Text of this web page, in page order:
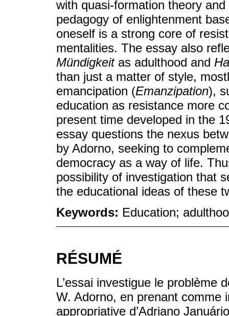
with quasi-formation theory
pedagogy of enlightenment
oneself is a strong core of
mentalities. The essay also
Mündigkeitas adulthood and
than just a matter of style,
emancipation (Emanzipation),
education as resistance more
present time developed in the
essay questions the nexus
by Adorno, seeking to
democracy as a way of life.
possibility of investigation that
the educational ideas of these
Keywords: Education;
RÉSUMÉ
L’essai investigue le problème
W. Adorno, en prenant comme
appropriative d’Adriano